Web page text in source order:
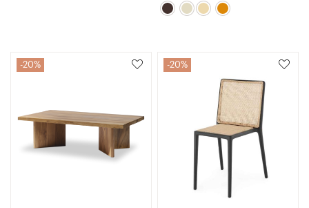
original
actual
20% 20%